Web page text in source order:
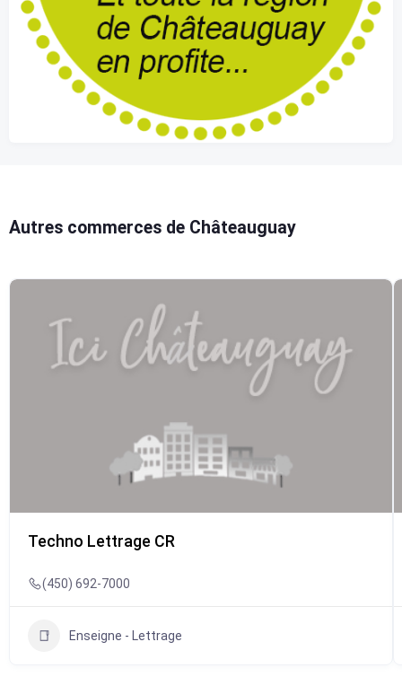
Autres commerces de Châteauguay
Techno Lettrage CR
(450) 692-7000
Enseigne - Lettrage